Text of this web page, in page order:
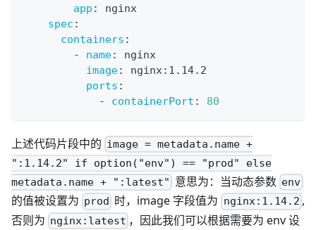
app :
nginx
spec :
containers :
-
name:
nginx
image: nginx: 1.14.2
ports :
-
containerPort : 80
上述代码片段中的 image = metadata.name +
":1.14.2" if option("env") == "prod" else
metadata.name + ":latest" 意思为：当动态参数 env
的值被设置为 prod 时，image 字段值为 nginx:1.14.2 ,
否则为 nginx:latest ，因此我们可以根据需要为 env 设